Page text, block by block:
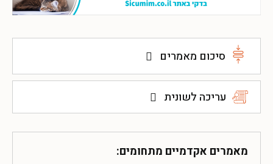
סיכום מאמרים
עריכה לשונית
מאמרים אקדמיים מתחומים: